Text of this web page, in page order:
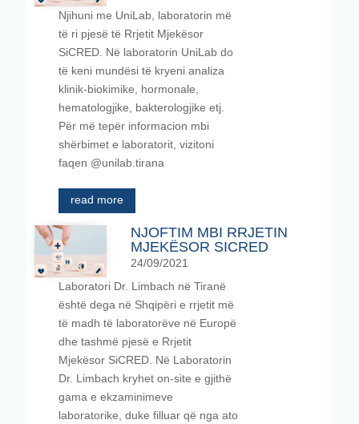
Njihuni me UniLab, laboratorin më
të ri pjesë të Rrjetit Mjekësor
SiCRED. Në laboratorin UniLab do
të keni mundësi të kryeni analiza
klinik-biokimike, hormonale,
hematologjike, bakterologjike etj.
Për më tepër informacion mbi
shërbimet e laboratorit, vizitoni
faqen @unilab.tirana
read more
NJOFTIM MBI RRJETIN
MJEKËSOR SICRED
24/09/2021
Laboratori Dr. Limbach në Tiranë
është dega në Shqipëri e rrjetit më
të madh të laboratorëve në Europë
dhe tashmë pjesë e Rrjetit
Mjekësor SiCRED. Në Laboratorin
Dr. Limbach kryhet on-site e gjithë
gama e ekzaminimeve
laboratorike, duke filluar që nga ato